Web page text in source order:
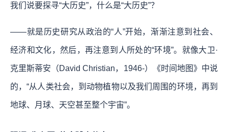
我们说要探寻“大历史”，什么是“大历史”？
——就是历史研究从政治的“人”开始，渐渐注意到社会、
经济和文化，然后，再注意到人所处的“环境”。就像大卫·
克里斯蒂安（David Christian，1946-）《时间地图》中说
的，“从人类社会，到动物植物以及我们周围的环境，再到
地球、月球、天空甚至整个宇宙”。